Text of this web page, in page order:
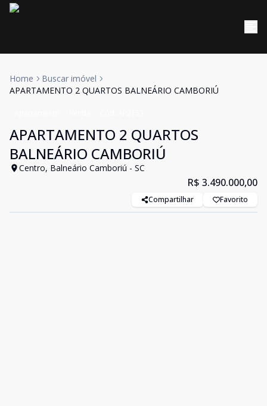
Home
Buscar imóvel
APARTAMENTO 2 QUARTOS BALNEÁRIO CAMBORIÚ
APARTAMENTO 2 QUARTOS
BALNEÁRIO CAMBORIÚ
Centro, Balneário Camboriú - SC
R$ 3.490.000,00
Compartilhar Favorito